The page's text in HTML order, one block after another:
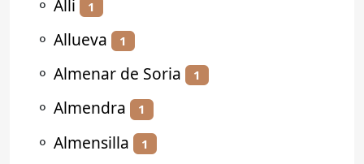
⚬ Alli 1
⚬ Allueva 1
⚬ Almenar de Soria 1
⚬ Almendra 1
⚬ Almensilla 1